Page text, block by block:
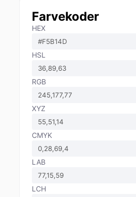
Farvekoder
HEX
HSL
RGB
XYZ
CMYK
LAB
LCH